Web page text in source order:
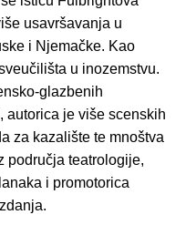
usavršavanja u
i Njemačke. Kao
u inozemstvu.
glazbenih
autorica je više scenskih
za kazalište te mnoštva
područja teatrologije,
i promotorica